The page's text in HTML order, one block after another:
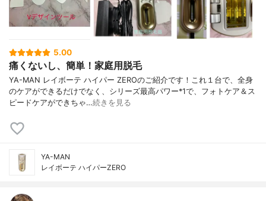
5.00
痛くないし、簡単！家庭用脱毛
YA-MAN レイボーテ ハイパー ZEROのご紹介です！これ１台で、全身
のケアができるだけでなく、シリーズ最高パワー*1で、フォトケア＆ス
ピードケアができちゃ…続きを見る
YA-MAN
レイボーテ ハイパーZERO